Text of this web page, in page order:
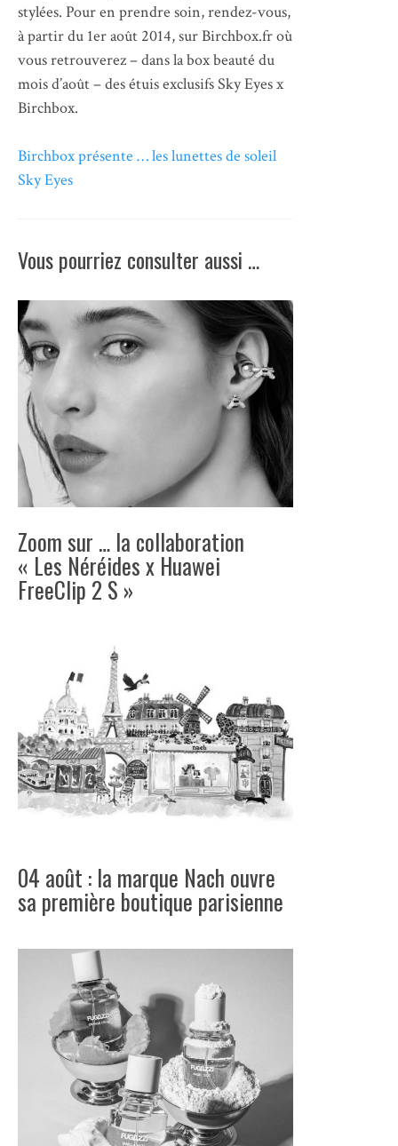
stylées. Pour en prendre soin, rendez-vous,
à partir du 1er août 2014, sur Birchbox.fr où
vous retrouverez – dans la box beauté du
mois d’août – des étuis exclusifs Sky Eyes x
Birchbox.
Birchbox présente … les lunettes de soleil
Sky Eyes
Vous pourriez consulter aussi …
Zoom sur … la collaboration
« Les Néréides x Huawei
FreeClip 2 S »
04 août : la marque Nach ouvre
sa première boutique parisienne